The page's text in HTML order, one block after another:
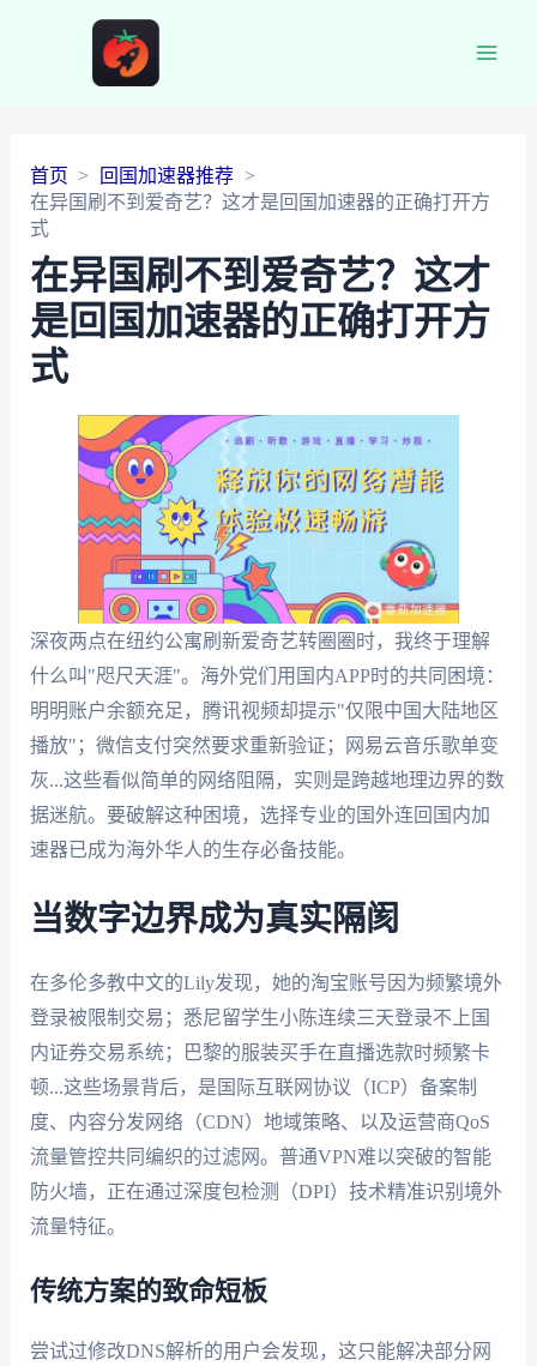
首页
回国加速器推荐
在异国刷不到爱奇艺？这才是回国加速器的正确打开方
式
在异国刷不到爱奇艺？这才
是回国加速器的正确打开方
式
深夜两点在纽约公寓刷新爱奇艺转圈圈时，我终于理解
什么叫"咫尺天涯"。海外党们用国内APP时的共同困境：
明明账户余额充足，腾讯视频却提示"仅限中国大陆地区
播放"；微信支付突然要求重新验证；网易云音乐歌单变
灰...这些看似简单的网络阻隔，实则是跨越地理边界的数
据迷航。要破解这种困境，选择专业的国外连回国内加
速器已成为海外华人的生存必备技能。
当数字边界成为真实隔阂
在多伦多教中文的Lily发现，她的淘宝账号因为频繁境外
登录被限制交易；悉尼留学生小陈连续三天登录不上国
内证券交易系统；巴黎的服装买手在直播选款时频繁卡
顿...这些场景背后，是国际互联网协议（ICP）备案制
度、内容分发网络（CDN）地域策略、以及运营商QoS
流量管控共同编织的过滤网。普通VPN难以突破的智能
防火墙，正在通过深度包检测（DPI）技术精准识别境外
流量特征。
传统方案的致命短板
尝试过修改DNS解析的用户会发现，这只能解决部分网